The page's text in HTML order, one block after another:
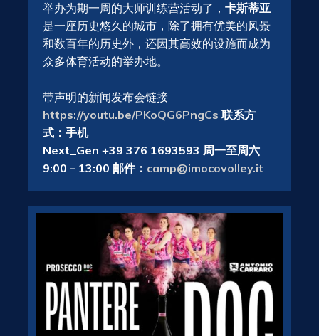
举办为期一周的大师训练营活动了， 卡斯蒂亚
是一座历史悠久的城市，除了拥有优美的风景
和数百年的历史外，还因其高效的设施而成为
众多体育活动的举办地。
带声明的新闻发布会链接
https://youtu.be/PKoQG6PngCs 联系方
式： 手机
Next_Gen +39 376 1693593 周一至周六
9:00 – 13:00 邮件： camp@imocovolley.it